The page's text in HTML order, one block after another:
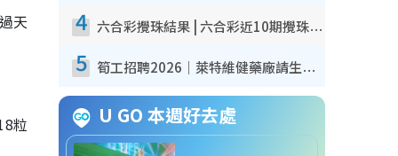
天
粒
4 六合彩攪珠結果 | 六合彩近10期攪珠結果出爐+ 近30期最旺熱門中獎號碼
5 筍工招聘2026｜萊特維健藥廠請生產操作員！月薪高達$1.7萬 冷氣廠房/五天工作/保證雙糧
U GO 本週好去處